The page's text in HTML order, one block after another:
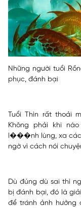
Những người tuổi
phục, đánh bại
Tuổi Thìn rất thoải
Không phải khi
l���nh lùng, xa
ngờ vì cách nói
Dù đúng dù sai thì
bị đánh bại, đó là
để tránh ảnh hưởng